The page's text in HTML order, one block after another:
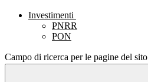
Investimenti
PNRR
PON
Campo di ricerca per le pagine del sito